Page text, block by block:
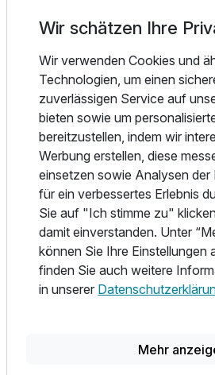
Zusatznächte
Für 4 Tage
Familienzimmer
2 Erwachsene und 2 Kinder
Ausstattung
Für 4 Tage
im neuen Ambiente.
Wir legen großen Wert auf eine
Gerichte bei der Herstellung
am Abend.
Erholen und entspannen Sie sich in
und komfortabel eingerichteten
Genießen Sie den wunderschönen
Waldluft und unser stilvolles
Aufenthaltes.
ANKOMMEN UND SICH
Empfang ist Ihnen gewiss!
Alle Infos zum WAGNERS
Wir schätzen Ihre
Wir verwenden Cookies und
Technologien, um einen
zuverlässigen Service auf
bieten sowie um
bereitzustellen, indem wir
Werbung erstellen, diese
einsetzen sowie Analysen
für ein verbessertes Erlebnis
Sie auf "Ich stimme zu"
damit einverstanden. Unter
können Sie Ihre Einstellungen
finden Sie auch weitere
in unserer
Mehr